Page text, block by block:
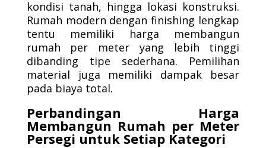
kondisi tanah, hingga lokasi konstruksi.
Rumah modern dengan finishing lengkap
tentu memiliki harga membangun
rumah per meter yang lebih tinggi
dibanding tipe sederhana. Pemilihan
material juga memiliki dampak besar
pada biaya total.
Perbandingan Harga
Membangun Rumah per Meter
Persegi untuk Setiap Kategori